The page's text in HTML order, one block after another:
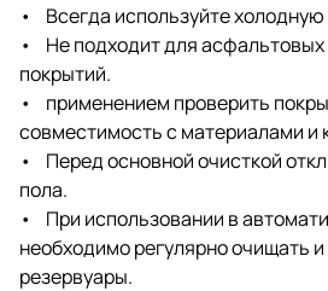
• Всегда используйте холодную
• Не подходит для асфальтовых
покрытий.
• применением проверить
совместимость с материалами и
• Перед основной очисткой
пола.
• При использовании в
необходимо регулярно очищать
резервуары.